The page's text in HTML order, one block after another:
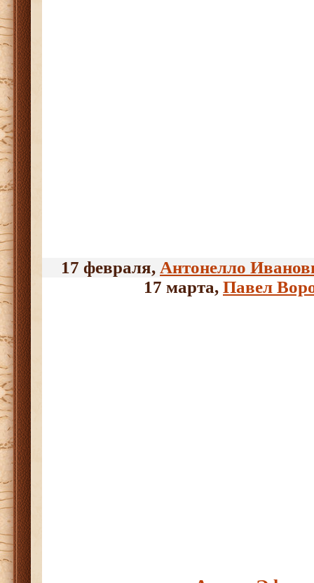
17 февраля, Антонелло
17 марта, Павел